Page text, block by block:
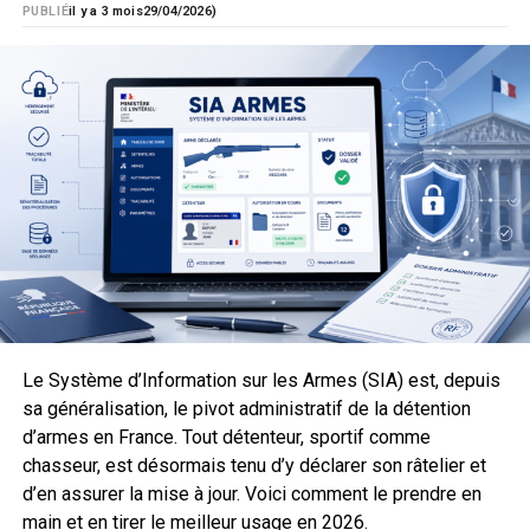
abusif, voire revente non déclarée, et engager des
Transport : déchargée, séparée,
justifiée
Hors stand ou terrain autorisé, l’arme doit être déchargée,
transportée dans un étui rigide ou démontée, et placée
hors de la vue. Les munitions voyagent à part, idéalement
dans une boîte fermée. Le tireur conserve sur lui licence,
carnet de tir et justificatif de motif (convocation au stand,
inscription à un match). Le trajet doit être direct entre le
domicile et le lieu de pratique : un détour prolongé, une
halte non justifiée, peuvent être qualifiés de port d’arme
illégal.
Sur le stand
PUBLIÉil y a 3 mois29/04/2026)
Le Système d’Information sur les Armes (SIA) est, depuis
sa généralisation, le pivot administratif de la détention
d’armes en France. Tout détenteur, sportif comme
chasseur, est désormais tenu d’y déclarer son râtelier et
d’en assurer la mise à jour. Voici comment le prendre en
main et en tirer le meilleur usage en 2026.